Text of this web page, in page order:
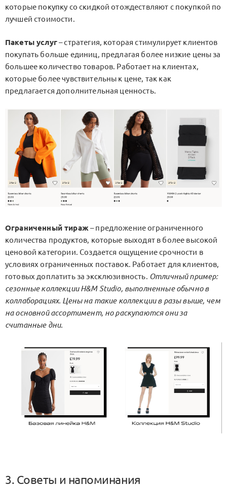
которые покупку со скидкой отождествляют с покупкой по
лучшей стоимости.
Пакеты услуг– стратегия, которая стимулирует клиентов
покупать больше единиц, предлагая более низкие цены за
большее количество товаров. Работает на клиентах,
которые более чувствительны к цене, так как
предлагается дополнительная ценность.
Ограниченный тираж– предложение ограниченного
количества продуктов, которые выходят в более высокой
ценовой категории. Создается ощущение срочности в
условиях ограниченных поставок. Работает для клиентов,
готовых доплатить за эксклюзивность. Отличный пример:
сезонные коллекции H&M Studio, выполненные обычно в
коллаборациях. Цены на такие коллекции в разы выше, чем
на основной ассортимент, но раскупаются они за
считанные дни.
3. Советы и напоминания